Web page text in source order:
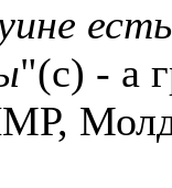
"(с) - а